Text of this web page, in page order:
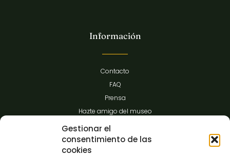
Gestionar el
consentimiento de las
cookies
Información
Contacto
FAQ
Prensa
Hazte amigo del museo
Transparencia